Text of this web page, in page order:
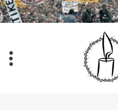
Zum
Inhalt
springen